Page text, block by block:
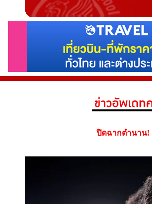
ปิดฉากตำนาน!